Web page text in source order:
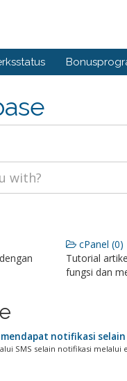
cPanel (0)
Tutorial
fungsi dan
mendapat notifikasi
SMS selain notifikasi melalui